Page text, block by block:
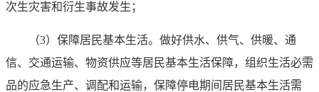
次生灾害和衍生事故发生；
（3）保障居民基本生活。做好供水、供气、供暖、通
信、交通运输、物资供应等居民基本生活保障，组织生活必需
品的应急生产、调配和运输，保障停电期间居民基本生活需